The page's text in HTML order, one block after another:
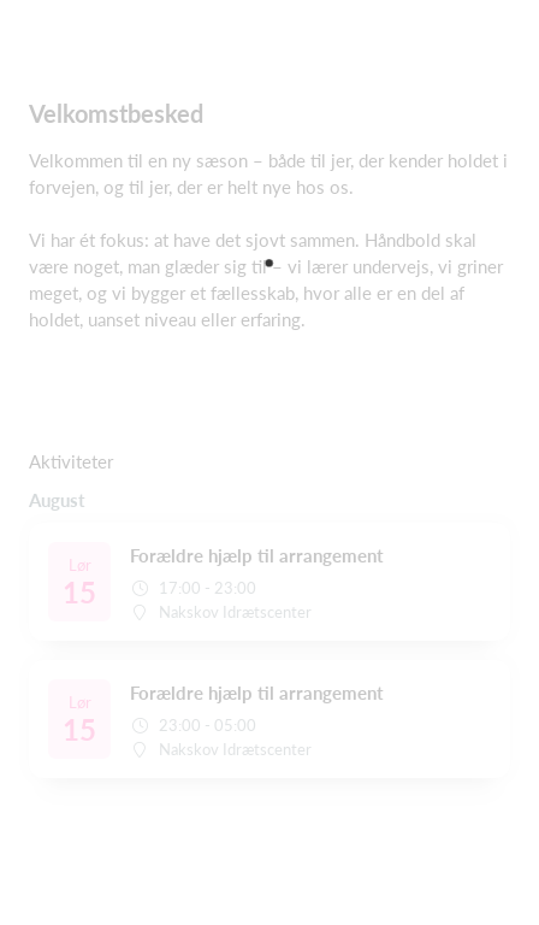
Velkomstbesked
Velkommen til en ny sæson – både til jer, der kender holdet i
forvejen, og til jer, der er helt nye hos os.
Vi har ét fokus: at have det sjovt sammen. Håndbold skal
være noget, man glæder sig til – vi lærer undervejs, vi griner
meget, og vi bygger et fællesskab, hvor alle er en del af
holdet, uanset niveau eller erfaring.
Aktiviteter
August
Lør
15
Forældre hjælp til arrangement
17:00 - 23:00
Nakskov Idrætscenter
Lør
15
Forældre hjælp til arrangement
23:00 - 05:00
Nakskov Idrætscenter